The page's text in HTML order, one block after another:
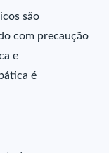
são
com precaução
e
é